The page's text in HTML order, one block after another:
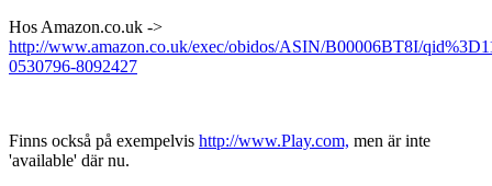
Hos Amazon.co.uk ->
http://www.amazon.co.uk/exec/obidos/ASIN/B00006BT8I/
0530796-8092427
Finns också på exempelvis http://www.Play.com, men är inte
'available' där nu.